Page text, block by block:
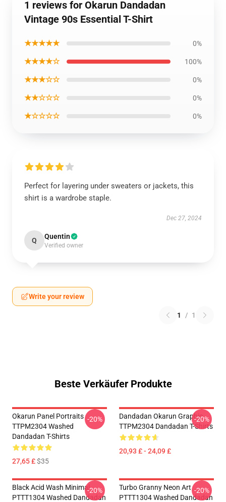
1 reviews for Okarun Dandadan
Vintage 90s Essential T-Shirt
★★★★★ 0%
★★★★☆ 100%
★★★☆☆ 0%
★★☆☆☆ 0%
★☆☆☆☆ 0%
Perfect for layering under sweaters or jackets, this
shirt is a wardrobe staple.
Dec 27, 2024
Q Quentin
Verified owner
Write your review
1 / 1
Beste Verkäufer Produkte
Okarun Panel Portraits
TTPM2304 Washed
Dandadan T-Shirts
27,65 £$35
-20%
Dandadan Okarun Graphic
TTPM2304 Dandadan T-Shirts
20,93 £ - 24,09 £
-20%
Black Acid Wash Minimal
PTTT1304 Washed Dandadan
-20%
Turbo Granny Neon Art
PTTT1304 Washed Dandadan
-20%